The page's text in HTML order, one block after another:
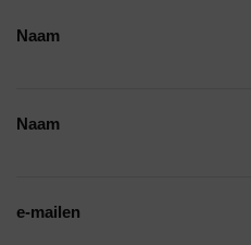
Naam
Naam
e-mailen